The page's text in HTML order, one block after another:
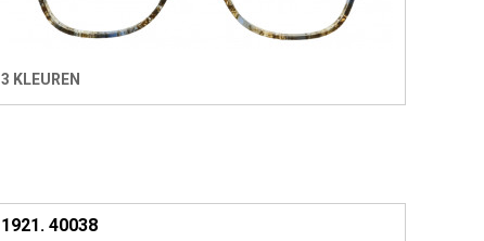
3 KLEUREN
1921. 40038